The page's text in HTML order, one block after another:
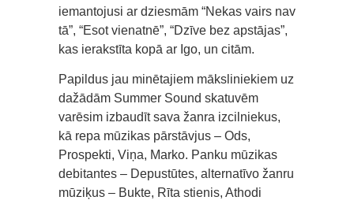
iemantojusi ar dziesmām “Nekas vairs nav
tā”, “Esot vienatnē”, “Dzīve bez apstājas”,
kas ierakstīta kopā ar Igo, un citām.
Papildus jau minētajiem māksliniekiem uz
dažādām Summer Sound skatuvēm
varēsim izbaudīt sava žanra izcilniekus,
kā repa mūzikas pārstāvjus – Ods,
Prospekti, Viņa, Marko. Panku mūzikas
debitantes – Depustūtes, alternatīvo žanru
mūziķus – Bukte, Rīta stienis, Athodi